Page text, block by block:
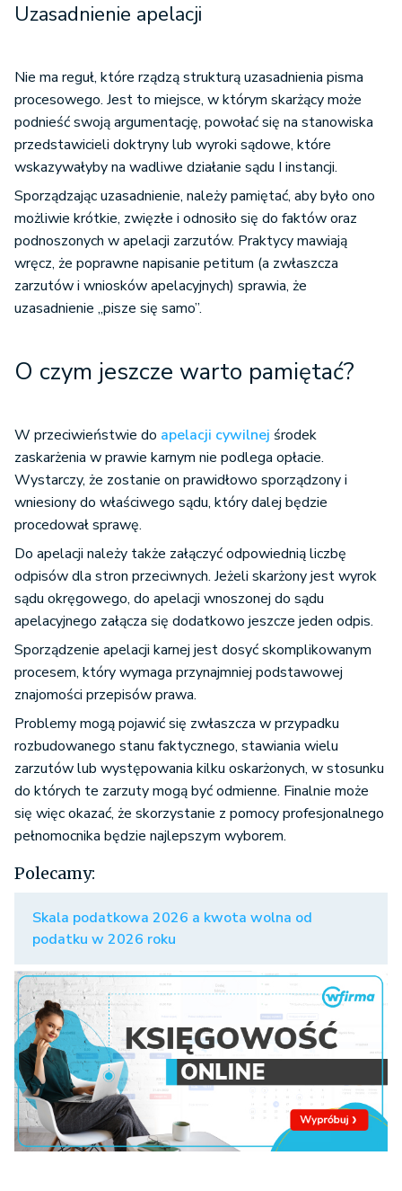
Uzasadnienie apelacji
Nie ma reguł, które rządzą strukturą uzasadnienia pisma
procesowego. Jest to miejsce, w którym skarżący może
podnieść swoją argumentację, powołać się na stanowiska
przedstawicieli doktryny lub wyroki sądowe, które
wskazywałyby na wadliwe działanie sądu I instancji.
Sporządzając uzasadnienie, należy pamiętać, aby było ono
możliwie krótkie, zwięzłe i odnosiło się do faktów oraz
podnoszonych w apelacji zarzutów. Praktycy mawiają
wręcz, że poprawne napisanie petitum (a zwłaszcza
zarzutów i wniosków apelacyjnych) sprawia, że
uzasadnienie „pisze się samo”.
O czym jeszcze warto pamiętać?
W przeciwieństwie do apelacji cywilnej środek
zaskarżenia w prawie karnym nie podlega opłacie.
Wystarczy, że zostanie on prawidłowo sporządzony i
wniesiony do właściwego sądu, który dalej będzie
procedował sprawę.
Do apelacji należy także załączyć odpowiednią liczbę
odpisów dla stron przeciwnych. Jeżeli skarżony jest wyrok
sądu okręgowego, do apelacji wnoszonej do sądu
apelacyjnego załącza się dodatkowo jeszcze jeden odpis.
Sporządzenie apelacji karnej jest dosyć skomplikowanym
procesem, który wymaga przynajmniej podstawowej
znajomości przepisów prawa.
Problemy mogą pojawić się zwłaszcza w przypadku
rozbudowanego stanu faktycznego, stawiania wielu
zarzutów lub występowania kilku oskarżonych, w stosunku
do których te zarzuty mogą być odmienne. Finalnie może
się więc okazać, że skorzystanie z pomocy profesjonalnego
pełnomocnika będzie najlepszym wyborem.
Polecamy:
Skala podatkowa 2026 a kwota wolna od
podatku w 2026 roku